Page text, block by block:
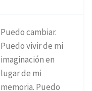
Puedo cambiar.
Puedo vivir de mi
imaginación en
lugar de mi
memoria. Puedo